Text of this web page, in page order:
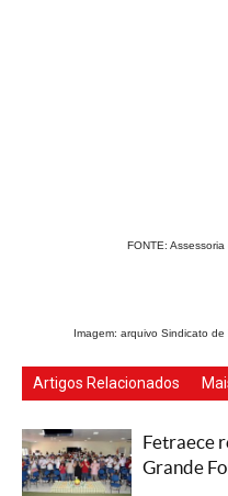
FONTE:
Imagem: arquivo Sindicato
Artigos Relacionados
Fetraece
Grande